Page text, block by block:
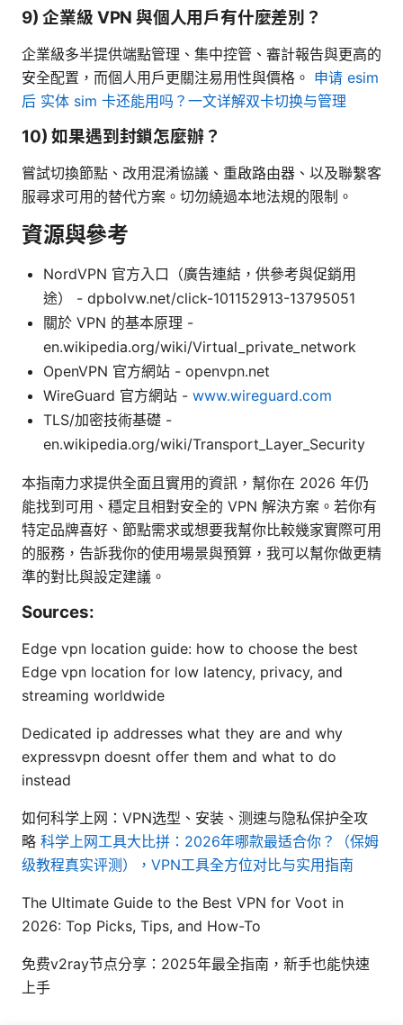
9) 企業級 VPN 與個人用戶有什麼差別？
企業級多半提供端點管理、集中控管、審計報告與更高的
安全配置，而個人用戶更關注易用性與價格。 申请 esim
后 实体 sim 卡还能用吗？一文详解双卡切换与管理
10) 如果遇到封鎖怎麼辦？
嘗試切換節點、改用混淆協議、重啟路由器、以及聯繫客
服尋求可用的替代方案。切勿繞過本地法規的限制。
資源與參考
NordVPN 官方入口（廣告連結，供參考與促銷用
途） - dpbolvw.net/click-101152913-13795051
關於 VPN 的基本原理 -
en.wikipedia.org/wiki/Virtual_private_network
OpenVPN 官方網站 - openvpn.net
WireGuard 官方網站 - www.wireguard.com
TLS/加密技術基礎 -
en.wikipedia.org/wiki/Transport_Layer_Security
本指南力求提供全面且實用的資訊，幫你在 2026 年仍
能找到可用、穩定且相對安全的 VPN 解決方案。若你有
特定品牌喜好、節點需求或想要我幫你比較幾家實際可用
的服務，告訴我你的使用場景與預算，我可以幫你做更精
準的對比與設定建議。
Sources:
Edge vpn location guide: how to choose the best
Edge vpn location for low latency, privacy, and
streaming worldwide
Dedicated ip addresses what they are and why
expressvpn doesnt offer them and what to do
instead
如何科学上网：VPN选型、安装、测速与隐私保护全攻
略 科学上网工具大比拼：2026年哪款最适合你？（保姆
级教程真实评测），VPN工具全方位对比与实用指南
The Ultimate Guide to the Best VPN for Voot in
2026: Top Picks, Tips, and How-To
免费v2ray节点分享：2025年最全指南，新手也能快速
上手